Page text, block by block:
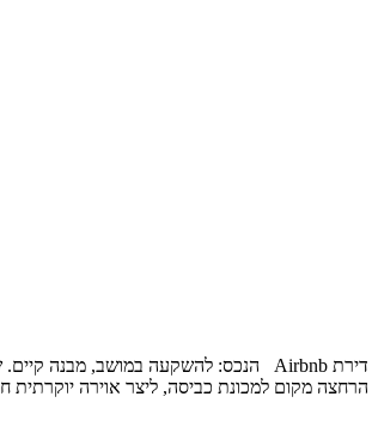
הרחצה מקום למכונת כביסה, ליצר אוירה